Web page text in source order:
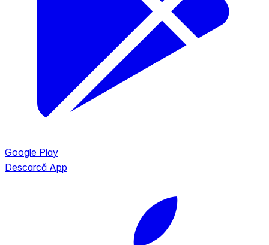
Google Play
Descarcă App